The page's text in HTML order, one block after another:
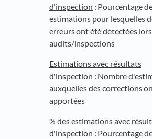
d'inspection : Pourcentage
estimations pour lesquelles
erreurs ont été détectées
audits/inspections
Estimations avec résultats
d'inspection : Nombre
auxquelles des corrections
apportées
% des estimations avec
d'inspection : Pourcentage